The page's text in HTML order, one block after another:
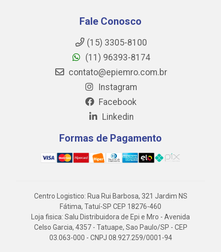
Fale Conosco
(15) 3305-8100
(11) 96393-8174
contato@epiemro.com.br
Instagram
Facebook
Linkedin
Formas de Pagamento
Centro Logistico: Rua Rui Barbosa, 321 Jardim NS
Fátima, Tatuí-SP CEP 18276-460
Loja fisica: Salu Distribuidora de Epi e Mro - Avenida
Celso Garcia, 4357 - Tatuape, Sao Paulo/SP - CEP
03.063-000 - CNPJ 08.927.259/0001-94